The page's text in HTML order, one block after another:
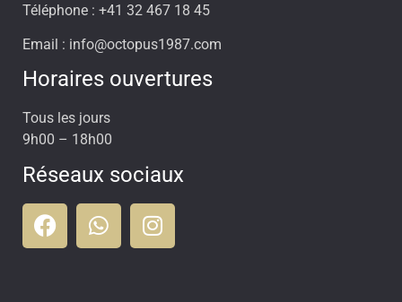
Téléphone : +41 32 467 18 45
Email : info@octopus1987.com
Horaires ouvertures
Tous les jours
9h00 – 18h00
Réseaux sociaux